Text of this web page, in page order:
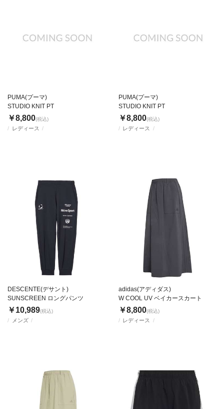
レディース
PUMA(プーマ)
STUDIO KNIT PT
￥8,800(税込)
レディース
PUMA(プーマ)
STUDIO KNIT PT
￥8,800(税込)
メンズ
DESCENTE(デサント)
SUNSCREEN ロングパンツ
￥10,989(税込)
レディース
adidas(アディダス)
W COOL UV ベイカースカート
￥8,800(税込)